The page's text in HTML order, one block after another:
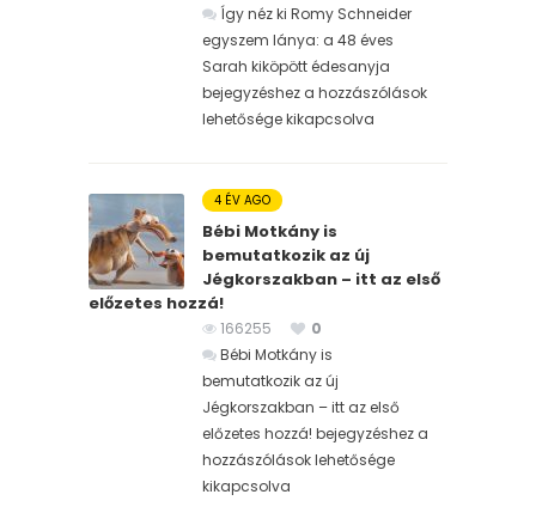
Így néz ki Romy Schneider
egyszem lánya: a 48 éves
Sarah kiköpött édesanyja
bejegyzéshez a hozzászólások
lehetősége kikapcsolva
4 ÉV AGO
Bébi Motkány is
bemutatkozik az új
Jégkorszakban – itt az első
előzetes hozzá!
166255
0
Bébi Motkány is
bemutatkozik az új
Jégkorszakban – itt az első
előzetes hozzá! bejegyzéshez a
hozzászólások lehetősége
kikapcsolva